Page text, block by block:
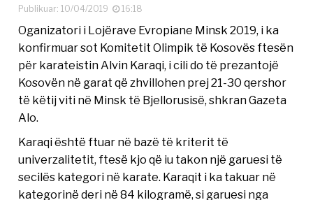
Publikuar: 10/04/2019
16:18
Oganizatori i Lojërave Evropiane Minsk 2019, i ka
konfirmuar sot Komitetit Olimpik të Kosovës ftesën
për karateistin Alvin Karaqi, i cili do të prezantojë
Kosovën në garat që zhvillohen prej 21-30 qershor
të këtij viti në Minsk të Bjellorusisë, shkran Gazeta
Alo.
Karaqi është ftuar në bazë të kriterit të
univerzalitetit, ftesë kjo që iu takon një garuesi të
secilës kategori në karate. Karaqit i ka takuar në
kategorinë deri në 84 kilogramë, si garuesi nga